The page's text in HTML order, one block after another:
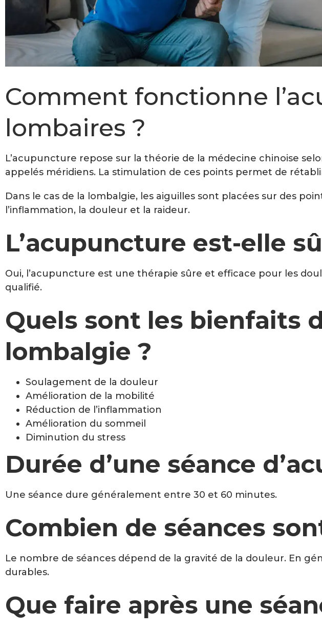
Comment fonctionne
lombaires ?
L’acupuncture repose sur la théorie de la médecine chinoise
appelés méridiens. La stimulation de ces points permet de
Dans le cas de la lombalgie, les aiguilles sont placées sur des
l’inflammation, la douleur et la raideur.
L’acupuncture est-elle
Oui, l’acupuncture est une thérapie sûre et efficace pour les
qualifié.
Quels sont les bienfaits
lombalgie ?
Soulagement de la douleur
Amélioration de la mobilité
Réduction de l’inflammation
Amélioration du sommeil
Diminution du stress
Durée d’une séance
Une séance dure généralement entre 30 et 60 minutes.
Combien de séances
Le nombre de séances dépend de la gravité de la douleur. En
durables.
Que faire après une